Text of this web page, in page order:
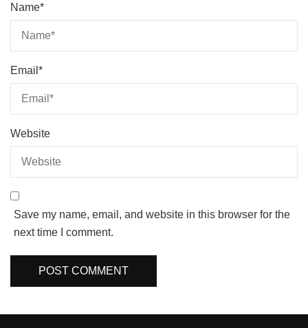
Name*
Email *
Website
Save my name, email, and website in this browser for the
next time I comment.